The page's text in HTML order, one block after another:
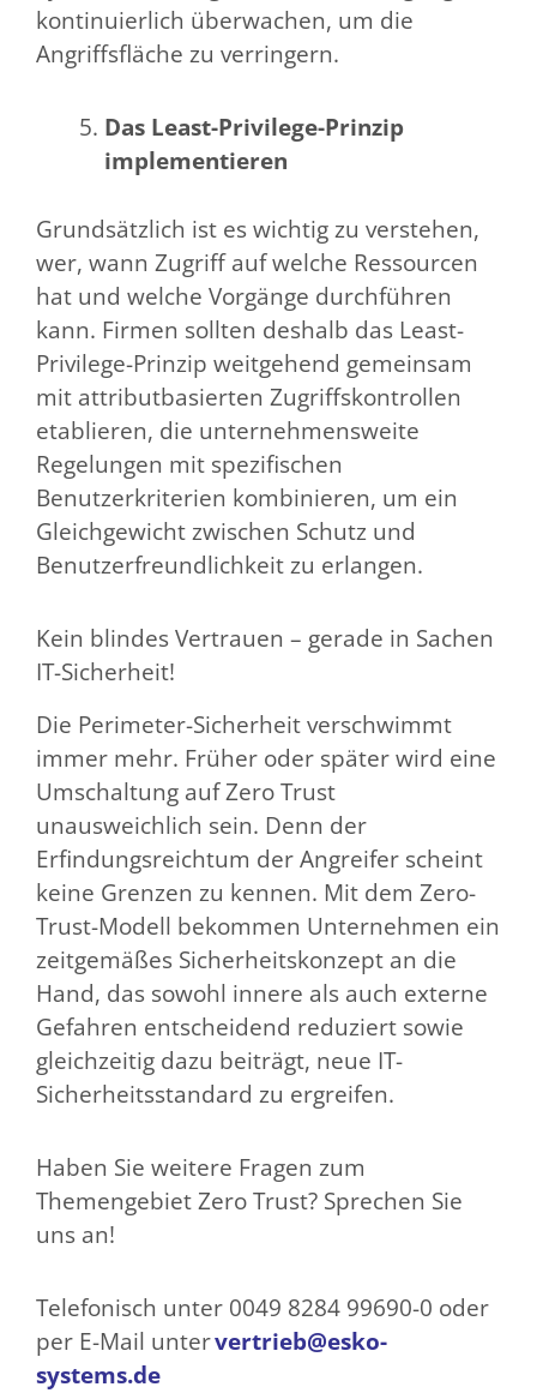
kontinuierlich überwachen, um die
Angriffsfläche zu verringern.
Das Least-Privilege-Prinzip
implementieren
Grundsätzlich ist es wichtig zu verstehen,
wer, wann Zugriff auf welche Ressourcen
hat und welche Vorgänge durchführen
kann. Firmen sollten deshalb das Least-
Privilege-Prinzip weitgehend gemeinsam
mit attributbasierten Zugriffskontrollen
etablieren, die unternehmensweite
Regelungen mit spezifischen
Benutzerkriterien kombinieren, um ein
Gleichgewicht zwischen Schutz und
Benutzerfreundlichkeit zu erlangen.
Kein blindes Vertrauen – gerade in Sachen
IT-Sicherheit!
Die Perimeter-Sicherheit verschwimmt
immer mehr. Früher oder später wird eine
Umschaltung auf Zero Trust
unausweichlich sein. Denn der
Erfindungsreichtum der Angreifer scheint
keine Grenzen zu kennen. Mit dem Zero-
Trust-Modell bekommen Unternehmen ein
zeitgemäßes Sicherheitskonzept an die
Hand, das sowohl innere als auch externe
Gefahren entscheidend reduziert sowie
gleichzeitig dazu beiträgt, neue IT-
Sicherheitsstandard zu ergreifen.
Haben Sie weitere Fragen zum
Themengebiet Zero Trust? Sprechen Sie
uns an!
Telefonisch unter 0049 8284 99690-0 oder
per E-Mail untervertrieb@esko-
systems.de